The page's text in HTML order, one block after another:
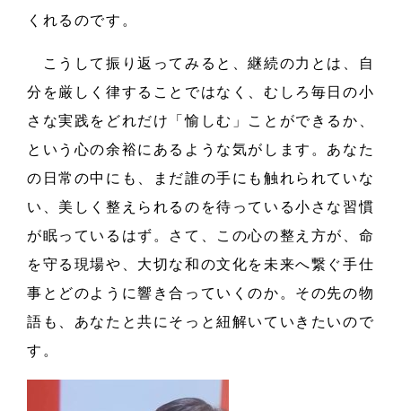
くれるのです。
こうして振り返ってみると、継続の力とは、自
分を厳しく律することではなく、むしろ毎日の小
さな実践をどれだけ「愉しむ」ことができるか、
という心の余裕にあるような気がします。あなた
の日常の中にも、まだ誰の手にも触れられていな
い、美しく整えられるのを待っている小さな習慣
が眠っているはず。さて、この心の整え方が、命
を守る現場や、大切な和の文化を未来へ繋ぐ手仕
事とどのように響き合っていくのか。その先の物
語も、あなたと共にそっと紐解いていきたいので
す。